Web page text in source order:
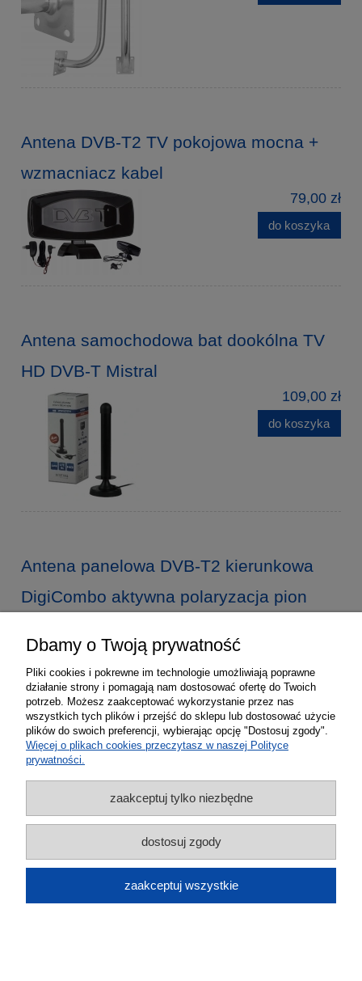
Antena DVB-T2 TV pokojowa mocna +
wzmacniacz kabel
79,00 zł
do koszyka
Antena samochodowa bat dookólna TV
HD DVB-T Mistral
109,00 zł
do koszyka
Antena panelowa DVB-T2 kierunkowa
DigiCombo aktywna polaryzacja pion
do koszyka
Antena WiFi USB do dekoder tuner TV
naziemna Wiwa H.265
Dbamy o Twoją prywatność
Pliki cookies i pokrewne im technologie umożliwiają poprawne
działanie strony i pomagają nam dostosować ofertę do Twoich
potrzeb. Możesz zaakceptować wykorzystanie przez nas
wszystkich tych plików i przejść do sklepu lub dostosować użycie
plików do swoich preferencji, wybierając opcję "Dostosuj zgody".
Więcej o plikach cookies przeczytasz w naszej Polityce
prywatności.
zaakceptuj tylko niezbędne
dostosuj zgody
zaakceptuj wszystkie